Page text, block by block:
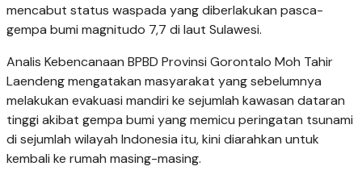
mencabut status waspada yang diberlakukan pasca-
gempa bumi magnitudo 7,7 di laut Sulawesi.
Analis Kebencanaan BPBD Provinsi Gorontalo Moh Tahir
Laendeng mengatakan masyarakat yang sebelumnya
melakukan evakuasi mandiri ke sejumlah kawasan dataran
tinggi akibat gempa bumi yang memicu peringatan tsunami
di sejumlah wilayah Indonesia itu, kini diarahkan untuk
kembali ke rumah masing-masing.